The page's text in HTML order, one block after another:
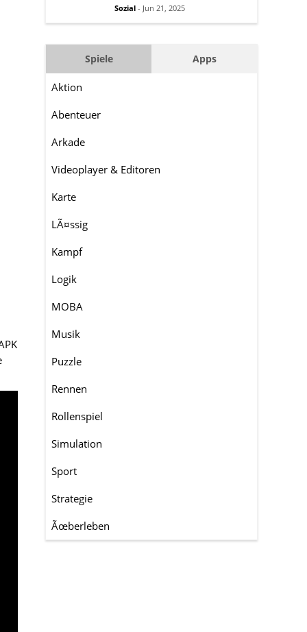
Sozial - Jun 21, 2025
Spiele Apps
Aktion
Abenteuer
Arkade
Videoplayer & Editoren
Karte
LÃ¤ssig
Kampf
Logik
MOBA
Musik
Puzzle
Rennen
Rollenspiel
Simulation
Sport
Strategie
Ãœberleben